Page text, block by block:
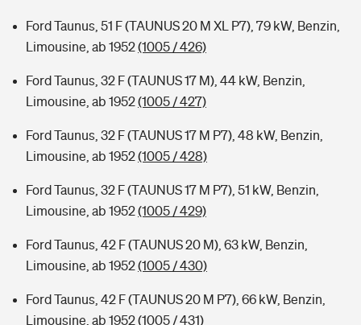
Ford Taunus, 51 F (TAUNUS 20 M XL P7), 79 kW, Benzin,
Limousine, ab 1952(1005 / 426)
Ford Taunus, 32 F (TAUNUS 17 M), 44 kW, Benzin,
Limousine, ab 1952(1005 / 427)
Ford Taunus, 32 F (TAUNUS 17 M P7), 48 kW, Benzin,
Limousine, ab 1952(1005 / 428)
Ford Taunus, 32 F (TAUNUS 17 M P7), 51 kW, Benzin,
Limousine, ab 1952(1005 / 429)
Ford Taunus, 42 F (TAUNUS 20 M), 63 kW, Benzin,
Limousine, ab 1952(1005 / 430)
Ford Taunus, 42 F (TAUNUS 20 M P7), 66 kW, Benzin,
Limousine, ab 1952(1005 / 431)